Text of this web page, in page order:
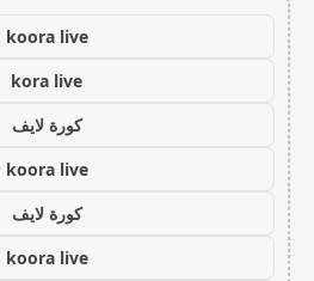
koora live
kora live
كورة لايف
koora live
كورة لايف
koora live